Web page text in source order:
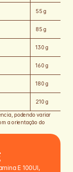
55 g
85 g
130 g
160 g
180 g
210 g
podendo variar
a orientação do
E 100UI,